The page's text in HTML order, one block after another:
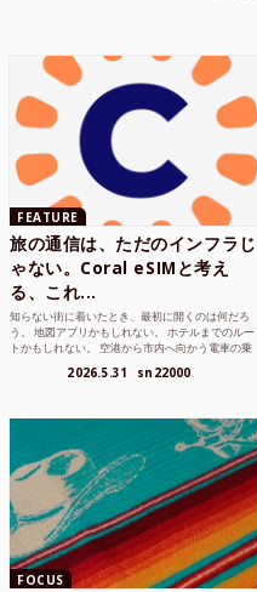
FEATURE
旅の通信は、ただのインフラじ
ゃない。Coral eSIMと考え
る、これ...
知らない街に着いたとき、最初に開くのは何だろ
う。 地図アプリかもしれない。 ホテルまでのルー
トかもしれない。 空港から市内へ向かう電車の乗
2026.5.31 sn22000
FOCUS